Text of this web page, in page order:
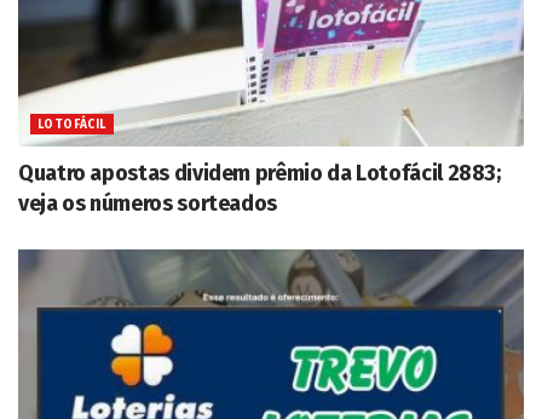
LOTOFÁCIL
Quatro apostas dividem prêmio da Lotofácil 2883;
veja os números sorteados